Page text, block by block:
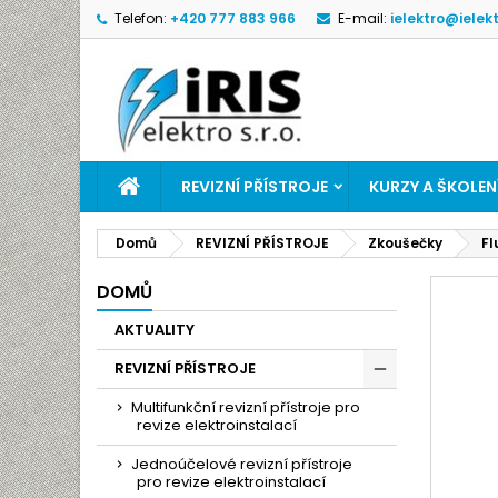
Telefon: +420 777 883 966 E-mail:
DOMŮREVIZNÍ PŘÍSTROJE KURZY A
Domů REVIZNÍ PŘÍSTROJE Zkoušečky
DOMŮ
AKTUALITY
REVIZNÍ PŘÍSTROJE
Multifunkční revizní přístroje pro
revize elektroinstalací
Jednoúčelové revizní přístroje
pro revize elektroinstalací